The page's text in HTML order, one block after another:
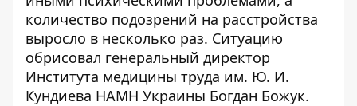
количество подозрений на расстройства
выросло в несколько раз. Ситуацию
обрисовал генеральный директор
Института медицины труда им. Ю. И.
Кундиева НАМН Украины Богдан Божук.